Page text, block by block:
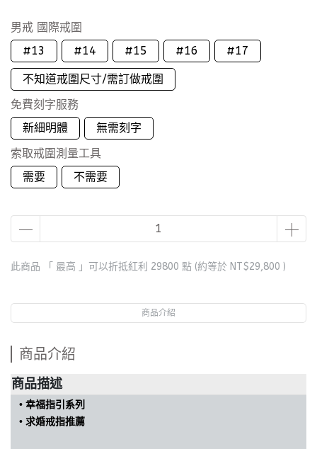
男戒 國際戒圍
#13
#14 #15 #16 #17
不知道戒圍尺寸/需訂做戒圍
免費刻字服務
新細明體
無需刻字
索取戒圍測量工具
需要
不需要
此商品 「 最高 」可以折抵紅利 29800 點 (約等於 NT$29,800 )
商品介紹
商品介紹
商品描述
• 幸福指引 系列
• 求婚戒指推薦